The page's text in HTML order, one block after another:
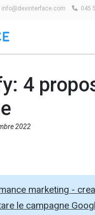
info@devinterface.com 045
4
2022
marketing -
le campagne